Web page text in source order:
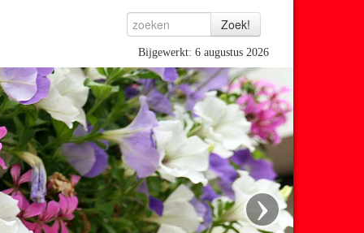
Bijgewerkt: 6 augustus 2026
›